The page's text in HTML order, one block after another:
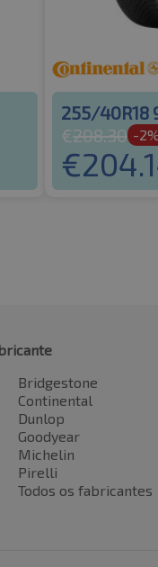
255/40R18
€208.30 -
€
Bridgestone
Continental
Dunlop
Goodyear
Michelin
Pirelli
Todos os fabricantes